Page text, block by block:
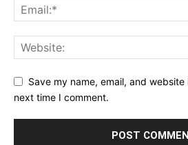
Save my name, email, and
next time I comment.